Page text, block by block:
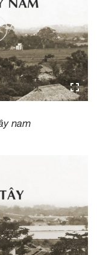
nam